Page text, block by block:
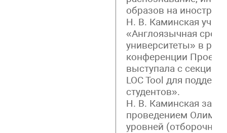
образов на
Н. В. Каминская
«Англоязычная
университеты» в
конференции
выступала с
LOC Tool для
студентов».
Н. В. Каминская
проведением
уровней